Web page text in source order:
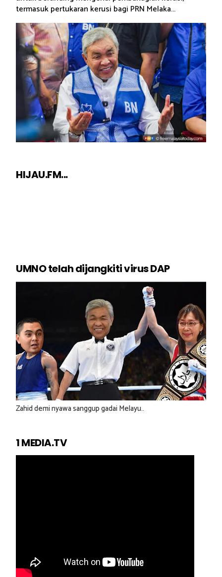
termasuk pertukaran kerusi bagi PRN Melaka...
HIJAU.FM...
UMNO telah dijangkiti virus DAP
Zahid demi nyawa sanggup gadai Melayu..
1 MEDIA.TV